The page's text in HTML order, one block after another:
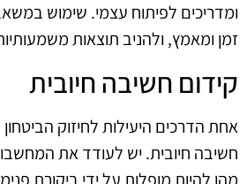
ומדריכים לפיתוח עצמי. שימוש
זמן ומאמץ, ולהניב תוצאות
קידום חשיבה חיובית
אחת הדרכים היעילות לחיזוק
חשיבה חיובית. יש לעודד את
מהן להיות מופלות על ידי ביקורת